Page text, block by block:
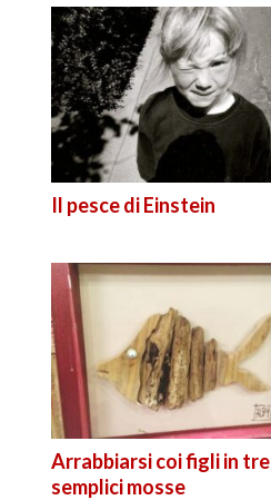
Il pesce di Einstein
Arrabbiarsi coi figli in tre
semplici mosse